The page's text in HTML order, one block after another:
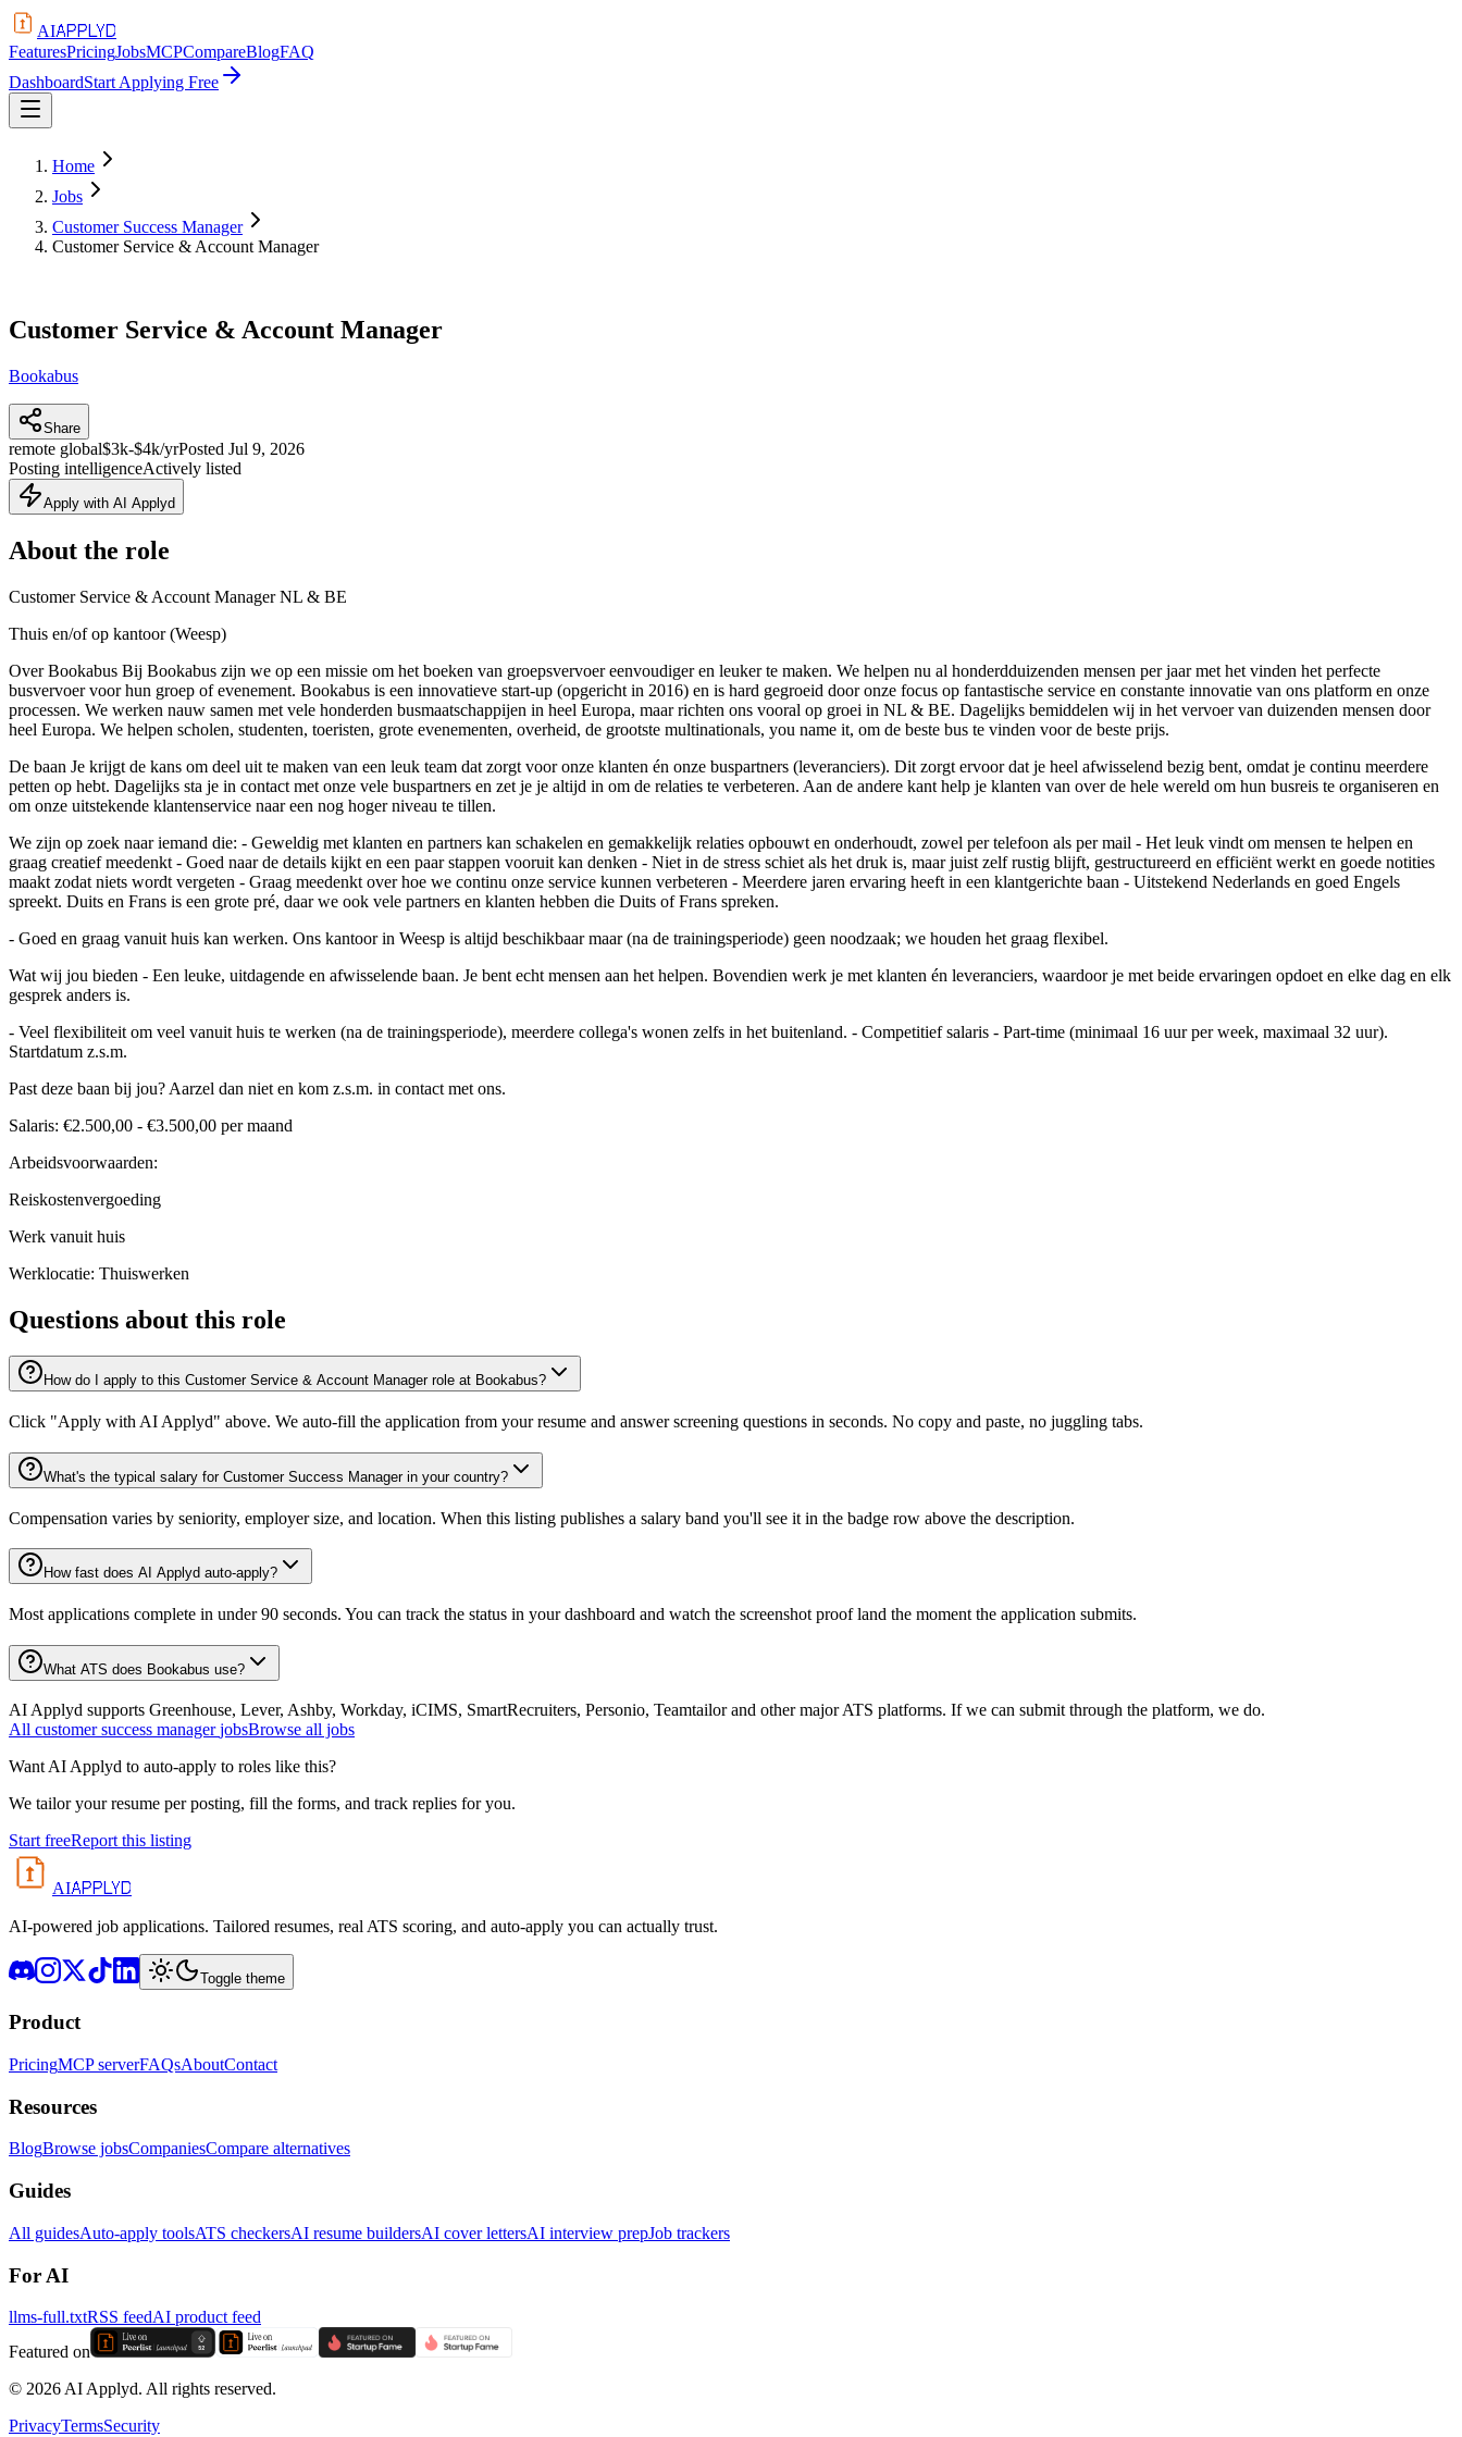
AIAPPLYD
FeaturesPricingJobsMCPCompareBlogFAQ
DashboardStart Applying Free
Home
Jobs
Customer Success Manager
Customer Service & Account Manager
Customer Service & Account Manager
Bookabus
Share
remote global$3k-$4k/yrPosted Jul 9, 2026
Posting intelligenceActively listed
Apply with AI Applyd
About the role
Customer Service & Account Manager NL & BE
Thuis en/of op kantoor (Weesp)
Over Bookabus Bij Bookabus zijn we op een missie om het boeken van groepsvervoer eenvoudiger en leuker te maken. We helpen nu al honderdduizenden mensen per jaar met het vinden het perfecte
busvervoer voor hun groep of evenement. Bookabus is een innovatieve start-up (opgericht in 2016) en is hard gegroeid door onze focus op fantastische service en constante innovatie van ons platform en onze
processen. We werken nauw samen met vele honderden busmaatschappijen in heel Europa, maar richten ons vooral op groei in NL & BE. Dagelijks bemiddelen wij in het vervoer van duizenden mensen door
heel Europa. We helpen scholen, studenten, toeristen, grote evenementen, overheid, de grootste multinationals, you name it, om de beste bus te vinden voor de beste prijs.
De baan Je krijgt de kans om deel uit te maken van een leuk team dat zorgt voor onze klanten én onze buspartners (leveranciers). Dit zorgt ervoor dat je heel afwisselend bezig bent, omdat je continu meerdere
petten op hebt. Dagelijks sta je in contact met onze vele buspartners en zet je je altijd in om de relaties te verbeteren. Aan de andere kant help je klanten van over de hele wereld om hun busreis te organiseren en
om onze uitstekende klantenservice naar een nog hoger niveau te tillen.
We zijn op zoek naar iemand die: - Geweldig met klanten en partners kan schakelen en gemakkelijk relaties opbouwt en onderhoudt, zowel per telefoon als per mail - Het leuk vindt om mensen te helpen en
graag creatief meedenkt - Goed naar de details kijkt en een paar stappen vooruit kan denken - Niet in de stress schiet als het druk is, maar juist zelf rustig blijft, gestructureerd en efficiënt werkt en goede notities
maakt zodat niets wordt vergeten - Graag meedenkt over hoe we continu onze service kunnen verbeteren - Meerdere jaren ervaring heeft in een klantgerichte baan - Uitstekend Nederlands en goed Engels
spreekt. Duits en Frans is een grote pré, daar we ook vele partners en klanten hebben die Duits of Frans spreken.
- Goed en graag vanuit huis kan werken. Ons kantoor in Weesp is altijd beschikbaar maar (na de trainingsperiode) geen noodzaak; we houden het graag flexibel.
Wat wij jou bieden - Een leuke, uitdagende en afwisselende baan. Je bent echt mensen aan het helpen. Bovendien werk je met klanten én leveranciers, waardoor je met beide ervaringen opdoet en elke dag en elk
gesprek anders is.
- Veel flexibiliteit om veel vanuit huis te werken (na de trainingsperiode), meerdere collega's wonen zelfs in het buitenland. - Competitief salaris - Part-time (minimaal 16 uur per week, maximaal 32 uur).
Startdatum z.s.m.
Past deze baan bij jou? Aarzel dan niet en kom z.s.m. in contact met ons.
Salaris: €2.500,00 - €3.500,00 per maand
Arbeidsvoorwaarden:
Reiskostenvergoeding
Werk vanuit huis
Werklocatie: Thuiswerken
Questions about this role
How do I apply to this Customer Service & Account Manager role at Bookabus?
Click "Apply with AI Applyd" above. We auto-fill the application from your resume and answer screening questions in seconds. No copy and paste, no juggling tabs.
What's the typical salary for Customer Success Manager in your country?
Compensation varies by seniority, employer size, and location. When this listing publishes a salary band you'll see it in the badge row above the description.
How fast does AI Applyd auto-apply?
Most applications complete in under 90 seconds. You can track the status in your dashboard and watch the screenshot proof land the moment the application submits.
What ATS does Bookabus use?
AI Applyd supports Greenhouse, Lever, Ashby, Workday, iCIMS, SmartRecruiters, Personio, Teamtailor and other major ATS platforms. If we can submit through the platform, we do.
All customer success manager jobsBrowse all jobs
Want AI Applyd to auto-apply to roles like this?
We tailor your resume per posting, fill the forms, and track replies for you.
Start freeReport this listing
AIAPPLYD
AI-powered job applications. Tailored resumes, real ATS scoring, and auto-apply you can actually trust.
Toggle theme
Product
PricingMCP serverFAQsAboutContact
Resources
BlogBrowse jobsCompaniesCompare alternatives
Guides
All guidesAuto-apply toolsATS checkersAI resume buildersAI cover lettersAI interview prepJob trackers
For AI
llms-full.txtRSS feedAI product feed
Featured on
© 2026 AI Applyd. All rights reserved.
PrivacyTermsSecurity